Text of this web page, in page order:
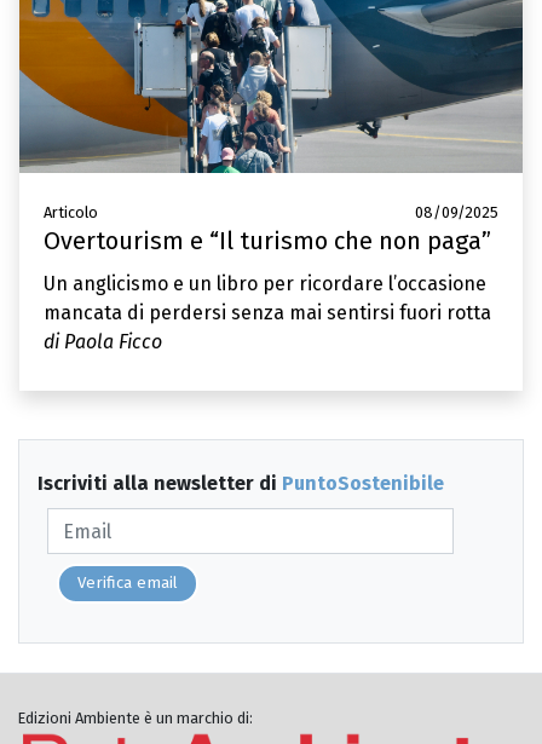
Articolo 08/09/2025
Overtourism e “Il turismo che non paga”
Un anglicismo e un libro per ricordare l’occasione
mancata di perdersi senza mai sentirsi fuori rotta
di Paola Ficco
Iscriviti alla newsletter di PuntoSostenibile
Verifica email
Edizioni Ambiente è un marchio di: